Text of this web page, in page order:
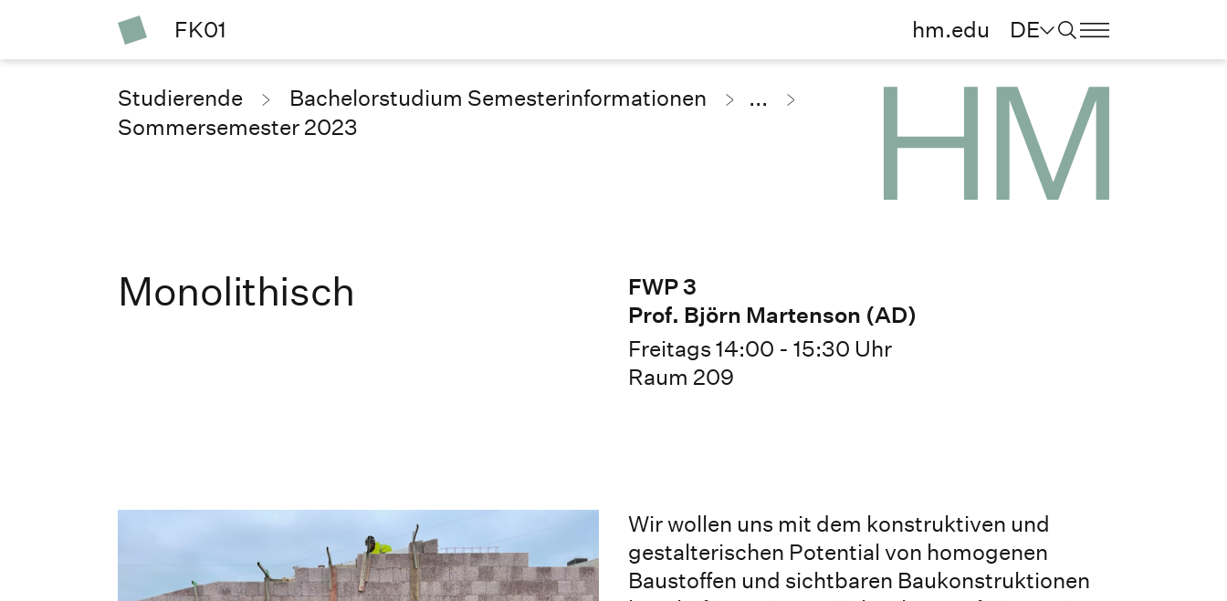
FK01 hm.edu DE
Studierende Bachelorstudium Semesterinformationen
...
Sommersemester 2023
Monolithisch
FWP 3
Prof. Björn Martenson (AD)
Freitags 14:00 - 15:30 Uhr
Raum 209
Wir wollen uns mit dem konstruktiven und
gestalterischen Potential von homogenen
Baustoffen und sichtbaren Baukonstruktionen